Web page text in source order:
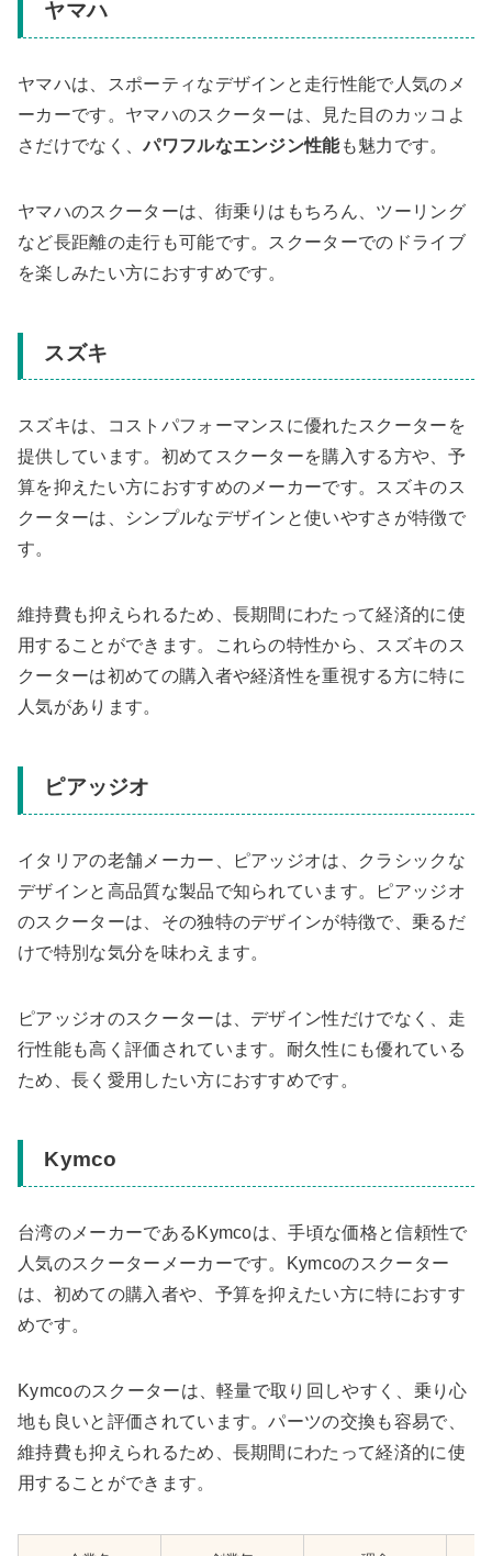
ヤマハ
ヤマハは、スポーティなデザインと走行性能で人気のメ
ーカーです。ヤマハのスクーターは、見た目のカッコよ
さだけでなく、パワフルなエンジン性能も魅力です。
ヤマハのスクーターは、街乗りはもちろん、ツーリング
など長距離の走行も可能です。スクーターでのドライブ
を楽しみたい方におすすめです。
スズキ
スズキは、コストパフォーマンスに優れたスクーターを
提供しています。初めてスクーターを購入する方や、予
算を抑えたい方におすすめのメーカーです。スズキのス
クーターは、シンプルなデザインと使いやすさが特徴で
す。
維持費も抑えられるため、長期間にわたって経済的に使
用することができます。これらの特性から、スズキのス
クーターは初めての購入者や経済性を重視する方に特に
人気があります。
ピアッジオ
イタリアの老舗メーカー、ピアッジオは、クラシックな
デザインと高品質な製品で知られています。ピアッジオ
のスクーターは、その独特のデザインが特徴で、乗るだ
けで特別な気分を味わえます。
ピアッジオのスクーターは、デザイン性だけでなく、走
行性能も高く評価されています。耐久性にも優れている
ため、長く愛用したい方におすすめです。
Kymco
台湾のメーカーであるKymcoは、手頃な価格と信頼性で
人気のスクーターメーカーです。Kymcoのスクーター
は、初めての購入者や、予算を抑えたい方に特におすす
めです。
Kymcoのスクーターは、軽量で取り回しやすく、乗り心
地も良いと評価されています。パーツの交換も容易で、
維持費も抑えられるため、長期間にわたって経済的に使
用することができます。